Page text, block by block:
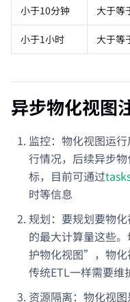
小于10分钟 大于等
小于1小时 大于等
异步物化视图
监控：物化视图运
行情况，后续异步
标，目前可通过
时等信息
规划：要规划要物
的最大计算量这些
护物化视图”，物化
传统ETL一样需要维
资源隔离：物化视